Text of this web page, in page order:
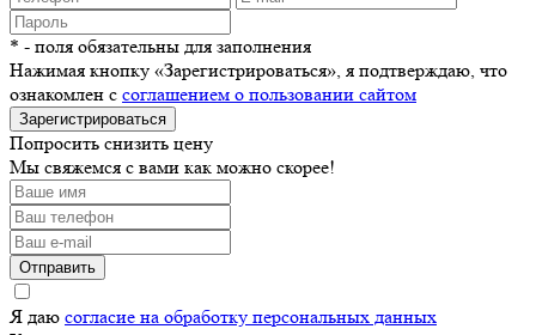
* - поля обязательны для заполнения
Нажимая кнопку «Зарегистрироваться», я подтверждаю, что
ознакомлен с соглашением о пользовании сайтом
Зарегистрироваться
Попросить снизить цену
Мы свяжемся с вами как можно скорее!
Отправить
Я даю согласие на обработку персональных данных